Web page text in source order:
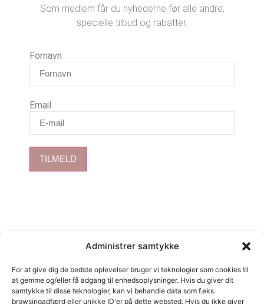
Administrer samtykke
For at give dig de bedste oplevelser bruger vi teknologier som cookies til
at gemme og/eller få adgang til enhedsoplysninger. Hvis du giver dit
samtykke til disse teknologier, kan vi behandle data som f.eks.
browsingadfærd eller unikke ID'er på dette websted. Hvis du ikke giver
Som medlem får du nyhederne før alle andre,
specielle tilbud og rabatter.
Fornavn
Email
TILMELD
Kurv
Close cart